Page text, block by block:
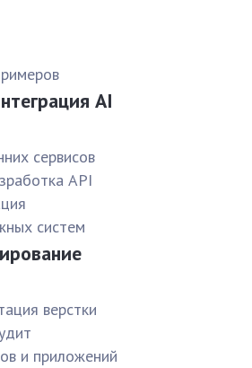
AI
сервисов
API
систем
верстки
и приложений